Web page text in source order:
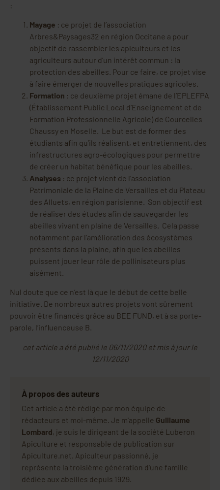
:
Mayage : ce projet de l’association
Arbres&Paysages32 en région Occitane a pour
objectif de rassembler les apiculteurs et les
agriculteurs autour d’un intérêt commun : la
protection des abeilles. Pour ce faire, ce projet vise
à faire émerger de nouvelles pratiques agricoles.
Formation : ce deuxième projet émane de l’EPLEFPA
(Établissement Public Local d’Enseignement et de
Formation Professionnelle Agricole) de Courcelles
Chaussy en Moselle. Le but est de former des
étudiants afin qu’ils réalisent, et entretiennent, des
infrastructures agro-écologiques pour permettre
de créer un habitat bénéfique pour les abeilles.
Analyses : ce projet vient de l’association
Patrimoniale de la Plaine de Versailles et du Plateau
des Alluets, en région parisienne. Son objectif est
de réaliser des études afin de sauvegarder les
abeilles vivant en plaine de Versailles. Cela passe
notamment par l’amélioration des écosystèmes
présents dans la plaine, afin que les abeilles
puissent jouer leur rôle de pollinisateurs plus
aisément.
Nul doute que ce n’est là que le début de cette belle
initiative. De nombreux autres projets vont sûrement
pouvoir être financés grâce au BEE FUND, et à sa porte-
parole, l’influenceuse B.
cet article a été publié le 06/11/2020 et mis à jour le
12/11/2020
À propos des auteurs
Cet article a été rédigé par mon équipe de
rédacteurs et moi-même. Je m'appelle Guillaume
Lombard, je suis le dirigeant de la société Luberon
Apiculture et responsable de publication sur
Apiculture.net. Apiculteur passionné, je
représente la troisième génération d'une famille
dédiée aux abeilles depuis 1929.